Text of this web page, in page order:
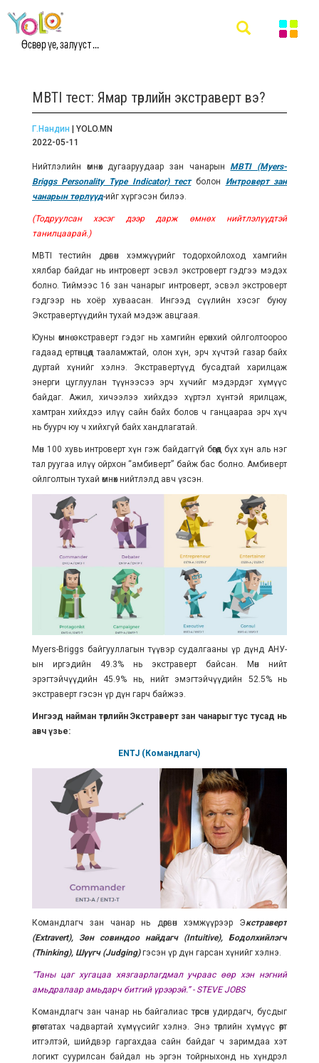
Өсвөр үе, залууст ...
MBTI тест: Ямар төрлийн экстраверт вэ?
Г.Нандин | YOLO.MN
2022-05-11
Нийтлэлийн өмнөх дугааруудаар зан чанарын
MBTI (Myers-
Briggs Personality Type Indicator) тестболон Интроверт зан
чанарын төрлүүд-ийг хүргэсэн билээ.
(Тодруулсан хэсэг дээр дарж өмнөх нийтлэлүүдтэй
танилцаарай.)
MBTI тестийн дөрвөн хэмжүүрийг тодорхойлоход хамгийн
хялбар байдаг нь интроверт эсвэл экстроверт гэдгээ мэдэх
болно. Тиймээс 16 зан чанарыг интроверт, эсвэл экстроверт
гэдгээр нь хоёр хуваасан. Ингээд сүүлийн хэсэг буюу
Экстравертүүдийн тухай мэдэж авцгаая.
Юуны өмнө экстраверт гэдэг нь хамгийн ерөнхий ойлголтоороо
гадаад ертөнцөд тааламжтай, олон хүн, эрч хүчтэй газар байх
дуртай хүнийг хэлнэ. Экстравертүүд бусадтай харилцаж
энерги цуглуулан түүнээсээ эрч хүчийг мэдэрдэг хүмүүс
байдаг. Ажил, хичээлээ хийхдээ хүртэл хүнтэй ярилцаж,
хамтран хийхдээ илүү сайн байх болов ч ганцаараа эрч хүч
нь буурч юу ч хийхгүй байх хандлагатай.
Мөн 100 хувь интроверт хүн гэж байдаггүй бөгөөд бүх хүн аль нэг
тал руугаа илүү ойрхон “амбиверт” байж бас болно. Амбиверт
ойлголтын тухай өмнөх нийтлэлд авч үзсэн.
Myers-Briggs байгууллагын түүвэр судалгааны үр дүнд АНУ-
ын иргэдийн 49.3% нь экстраверт байсан. Мөн нийт
эрэгтэйчүүдийн 45.9% нь, нийт эмэгтэйчүүдийн 52.5% нь
экстраверт гэсэн үр дүн гарч байжээ.
Ингээд найман төрлийн Экстраверт зан чанарыг тус тусад нь
авч үзье:
ENTJ (Командлагч)
Командлагч зан чанар нь дөрвөн хэмжүүрээр Экстраверт
(Extravert), Зөн совиндоо найдагч (Intuitive), Бодолхийлэгч
(Thinking), Шүүгч (Judging)гэсэн үр дүн гарсан хүнийг хэлнэ.
“Таны цаг хугацаа хязгаарлагдмал учраас өөр хэн нэгний
амьдралаар амьдарч битгий үрээрэй.” - STEVE JOBS
Командлагч зан чанар нь байгалиас төрсөн удирдагч, бусдыг
өөртөө татах чадвартай хүмүүсийг хэлнэ. Энэ төрлийн хүмүүс өөртөө
итгэлтэй, шийдвэр гаргахдаа сайн байдаг ч заримдаа хэт
логикт суурилсан байдал нь эргэн тойрныхонд нь хүндрэл